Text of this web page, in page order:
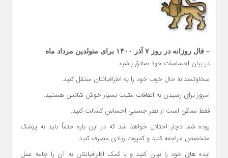
– فال روزانه در روز ۷ آذر ۱۴۰۰ برای متولدین مرداد ماه
در بیان احساسات خود صادق باشید.
سخاوتمندانه حال خوب خود را به اطرافیانتان منتقل کنید.
امروز برای رسیدن به اتفاقات مثبت بسیار خوش شانس هستید.
فقط ممکن است از نظر جسمی احساس کسالت کنید.
روده شما دچار اختلال خواهد شد که در این باره حتماً باید به پزشک
متخصص مراجعه کنید و کمپوت زیادی مصرف کنید.
ایده های خود را بیان کنید و با کمک اطرافیانتان به آن را جامه عمل